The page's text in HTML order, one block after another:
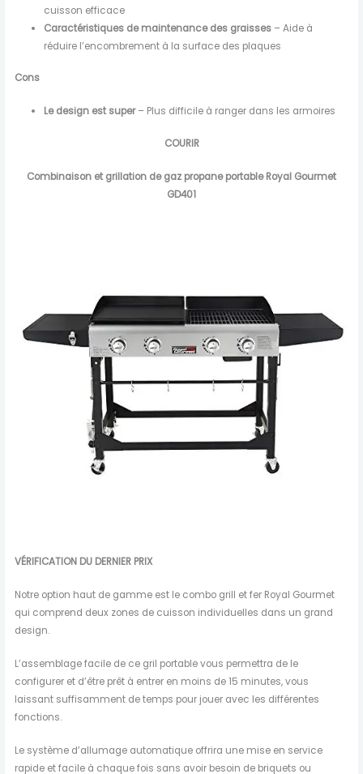
cuisson efficace
Caractéristiques de maintenance des graisses – Aide à
réduire l’encombrement à la surface des plaques
Cons
Le design est super– Plus difficile à ranger dans les armoires
COURIR
Combinaison et grillation de gaz propane portable Royal Gourmet
GD401
VÉRIFICATION DU DERNIER PRIX
Notre option haut de gamme est le combo grill et fer Royal Gourmet
qui comprend deux zones de cuisson individuelles dans un grand
design.
L’assemblage facile de ce gril portable vous permettra de le
configurer et d’être prêt à entrer en moins de 15 minutes, vous
laissant suffisamment de temps pour jouer avec les différentes
fonctions.
Le système d’allumage automatique offrira une mise en service
rapide et facile à chaque fois sans avoir besoin de briquets ou